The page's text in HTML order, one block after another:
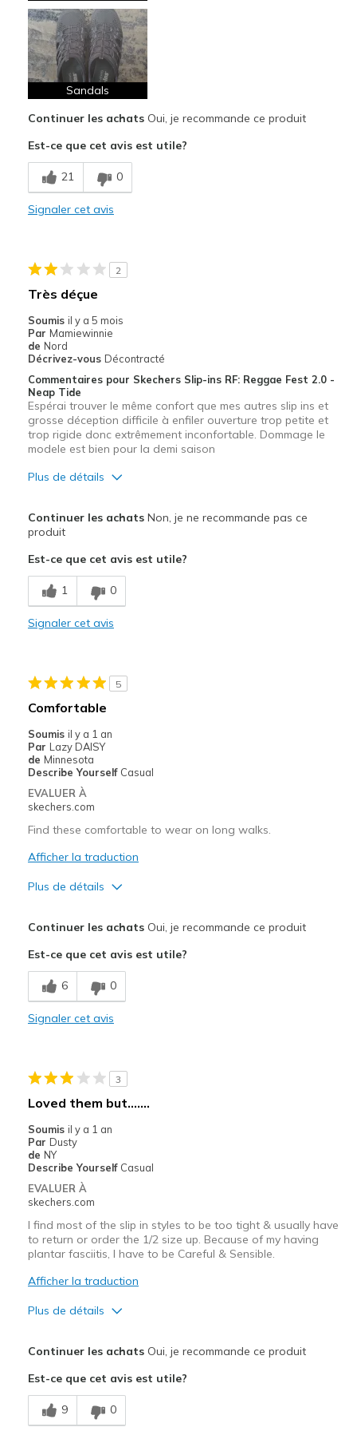
Sandals
Continuer les achatsOui, je recommande ce produit
Est-ce que cet avis est utile?
21 0
Signaler cet avis
2
Très déçue
Soumis il y a 5 mois
Par Mamiewinnie
de Nord
Décrivez-vous Décontracté
Commentaires pour Skechers Slip-ins RF: Reggae Fest 2.0 -
Neap Tide
Espérai trouver le même confort que mes autres slip ins et
grosse déception difficile à enfiler ouverture trop petite et
trop rigide donc extrêmement inconfortable. Dommage le
modele est bien pour la demi saison
Plus de détails
Design séduisant
Le contre
Entrée et sortie difficiles
Les meilleures utilisations
Taille
Bonne taille
Largeur
Continuer les achatsNon, je ne recommande pas ce
produit
Est-ce que cet avis est utile?
1 0
Signaler cet avis
5
Comfortable
Soumis il y a 1 an
Par Lazy DAISY
de Minnesota
Describe Yourself Casual
EVALUER À
skechers.com
Find these comfortable to wear on long walks.
Afficher la traduction
Plus de détails
Comfortable
Durable
View On Shoes
Continuer les achatsOui, je recommande ce produit
Est-ce que cet avis est utile?
6 0
Signaler cet avis
3
Loved them but.......
Soumis il y a 1 an
Par Dusty
de NY
Describe Yourself Casual
EVALUER À
skechers.com
I find most of the slip in styles to be too tight & usually have
to return or order the 1/2 size up. Because of my having
plantar fasciitis, I have to be Careful & Sensible.
Afficher la traduction
Plus de détails
Stylish
Continuer les achatsOui, je recommande ce produit
Est-ce que cet avis est utile?
9 0